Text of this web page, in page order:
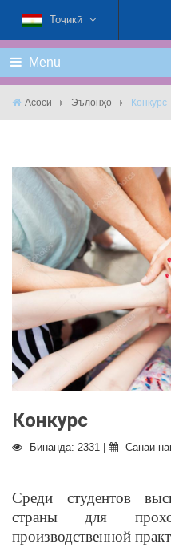
Тоҷикӣ
Menu
Асосӣ Эълонҳо Конкурс
Конкурс
Бинанда: 2331 | Санаи
Среди студентов
страны для
производственной